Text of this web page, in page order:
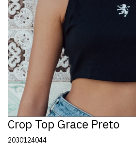
Crop Top Grace Preto
2030124044